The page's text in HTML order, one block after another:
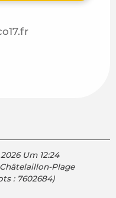
Um 12:24
Plage
: 7602684)